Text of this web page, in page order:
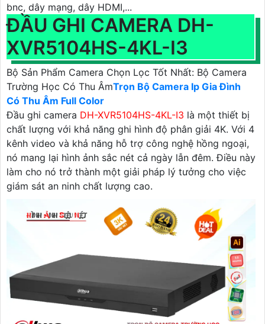
bnc, dây mạng, dây HDMI,...
ĐẦU GHI CAMERA DH-
XVR5104HS-4KL-I3
Bộ Sản Phẩm Camera Chọn Lọc Tốt Nhất: Bộ Camera
Trường Học Có Thu ÂmTrọn Bộ Camera Ip Gia Đình
Có Thu Âm Full Color
Đầu ghi camera DH-XVR5104HS-4KL-I3 là một thiết bị
chất lượng với khả năng ghi hình độ phân giải 4K. Với 4
kênh video và khả năng hỗ trợ công nghệ hồng ngoại,
nó mang lại hình ảnh sắc nét cả ngày lẫn đêm. Điều này
làm cho nó trở thành một giải pháp lý tưởng cho việc
giám sát an ninh chất lượng cao.